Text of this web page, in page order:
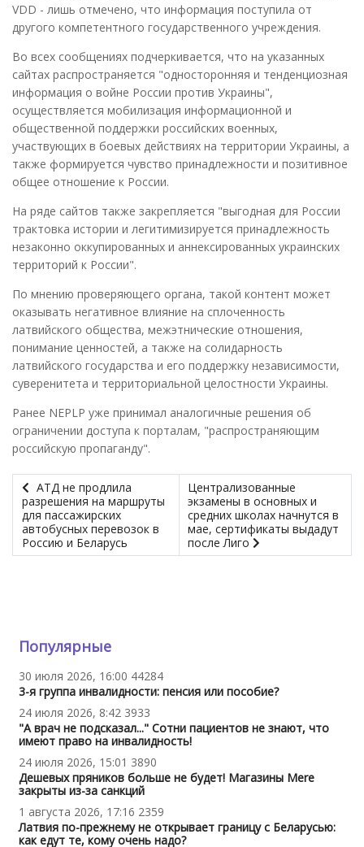
VDD - лишь отмечено, что информация поступила от
другого компетентного государственного учреждения.
Во всех сообщениях подчеркивается, что на указанных
сайтах распространяется "односторонняя и тенденциозная
информация о войне России против Украины",
осуществляется мобилизация информационной и
общественной поддержки российских военных,
участвующих в боевых действиях на территории Украины, а
также формируется чувство принадлежности и позитивное
общее отношение к России.
На ряде сайтов также закрепляется "выгодная для России
трактовка истории и легитимизируется принадлежность
незаконно оккупированных и аннексированных украинских
территорий к России".
По мнению проверяющего органа, такой контент может
оказывать негативное влияние на сплоченность
латвийского общества, межэтнические отношения,
понимание ценностей, а также на солидарность
латвийского государства и его поддержку независимости,
суверенитета и территориальной целостности Украины.
Ранее NEPLP уже принимал аналогичные решения об
ограничении доступа к порталам, "распространяющим
российскую пропаганду".
АТД не продлила
разрешения на маршруты
для пассажирских
автобусных перевозок в
Россию и Беларусь
Централизованные
экзамены в основных и
средних школах начнутся в
мае, сертификаты выдадут
после Лиго
Популярные
30 июля 2026, 16:00 44284
3-я группа инвалидности: пенсия или пособие?
24 июля 2026, 8:42 3933
"А врач не подсказал..." Сотни пациентов не знают, что
имеют право на инвалидность!
24 июля 2026, 15:01 3890
Дешевых пряников больше не будет! Магазины Mere
закрыты из-за санкций
1 августа 2026, 17:16 2359
Латвия по-прежнему не открывает границу с Беларусью:
как едут те, кому очень надо?